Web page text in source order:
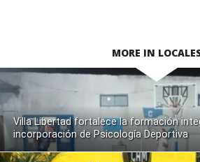
MORE IN
Villa Libertad fortalece la formación
incorporación de Psicología Deportiva